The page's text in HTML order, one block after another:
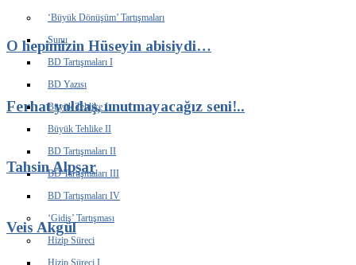
‘Büyük Dönüşüm’ Tartışmaları
Sunu
BD Tartışmaları I
BD Yazısı
Büyük Tehlike I
Büyük Tehlike II
BD Tartışmaları II
BD Tartışmaları III
BD Tartışmaları IV
‘Gidiş’ Tartışması
Hizip Süreci
Hizip Süreci I
O hepimizin Hüseyin abisiydi…
Ferhat yoldaş, unutmayacağız seni!..
Tahsin Alpşar
Veis Akgül